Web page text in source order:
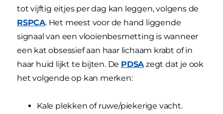
tot vijftig eitjes per dag kan leggen, volgens de
RSPCA. Het meest voor de hand liggende
signaal van een vlooienbesmetting is wanneer
een kat obsessief aan haar lichaam krabt of in
haar huid lijkt te bijten. De PDSA zegt dat je ook
het volgende op kan merken:
Kale plekken of ruwe/piekerige vacht.